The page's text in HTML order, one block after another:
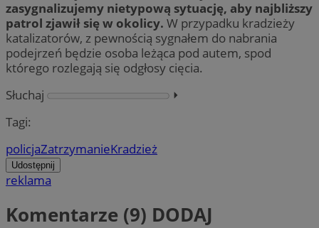
zasygnalizujemy nietypową sytuację, aby najbliższy
patrol zjawił się w okolicy. W przypadku kradzieży
katalizatorów, z pewnością sygnałem do nabrania
podejrzeń będzie osoba leżąca pod autem, spod
którego rozlegają się odgłosy cięcia.
Słuchaj
⏵︎
Tagi:
policjaZatrzymanieKradzież
Udostępnij
reklama
Komentarze (9) DODAJ